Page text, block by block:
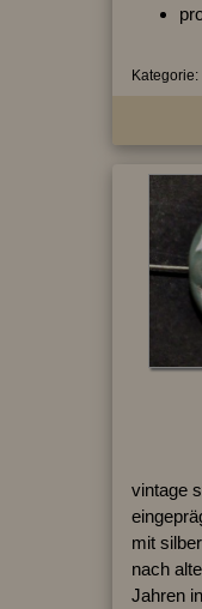
Kategorie:
vintage
mit
nach
Jahren